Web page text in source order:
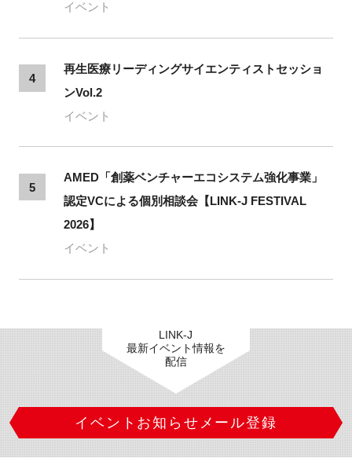
イベント
4
再生医療リーディングサイエンティストセッショ
ンVol.2
イベント
5
AMED「創薬ベンチャーエコシステム強化事業」
認定VCによる個別相談会【LINK-J FESTIVAL
2026】
イベント
LINK-J
最新イベント情報を
配信
イベントお知らせメール登録